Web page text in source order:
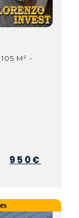
M² -
950€